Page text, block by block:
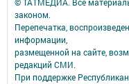
законом.
Перепечатка,
информации,
размещенной на сайте,
редакций СМИ.
При поддержке